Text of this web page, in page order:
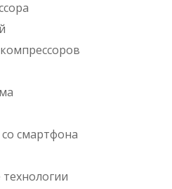
смартфона